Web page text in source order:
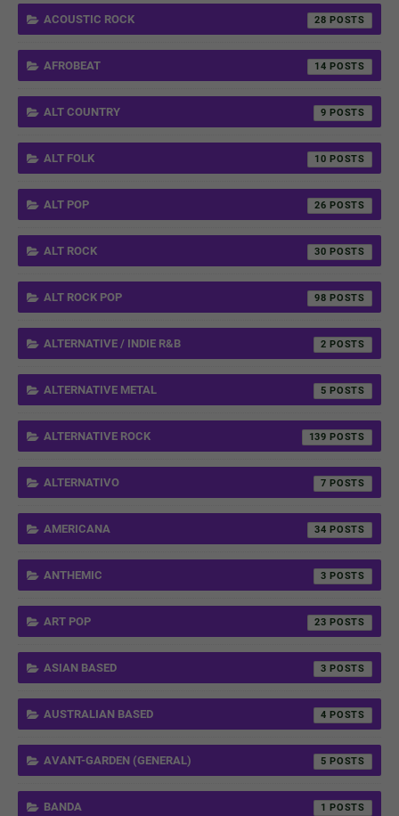
ACOUSTIC ROCK 28
AFROBEAT 14
ALT COUNTRY 9
ALT FOLK 10
ALT POP 26
ALT ROCK 30
ALT ROCK POP 98
ALTERNATIVE / INDIE R&B 2
ALTERNATIVE METAL 5
ALTERNATIVE ROCK 139
ALTERNATIVO 7
AMERICANA 34
ANTHEMIC 3
ART POP 23
ASIAN BASED 3
AUSTRALIAN BASED 4
AVANT-GARDEN (GENERAL) 5
BANDA 1